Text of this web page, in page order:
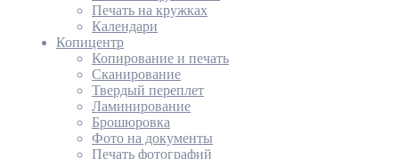
Печать на кружках
Календари
Копицентр
Копирование и печать
Сканирование
Твердый переплет
Ламинирование
Брошюровка
Фото на документы
Печать фотографий